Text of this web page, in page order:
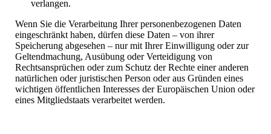
verlangen.
Wenn Sie die Verarbeitung Ihrer personenbezogenen Daten
eingeschränkt haben, dürfen diese Daten – von ihrer
Speicherung abgesehen – nur mit Ihrer Einwilligung oder zur
Geltendmachung, Ausübung oder Verteidigung von
Rechtsansprüchen oder zum Schutz der Rechte einer anderen
natürlichen oder juristischen Person oder aus Gründen eines
wichtigen öffentlichen Interesses der Europäischen Union oder
eines Mitgliedstaats verarbeitet werden.